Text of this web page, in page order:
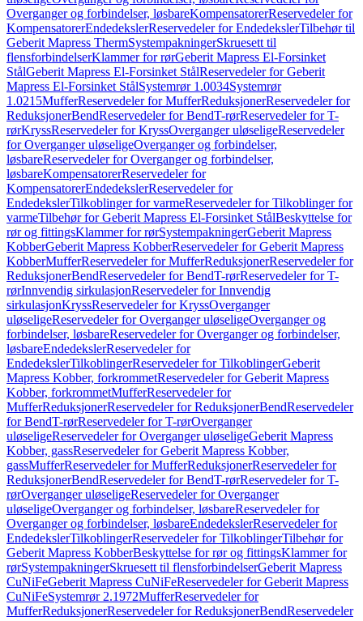
Overganger og forbindelser, løsbareKompensatorerReservedeler for
KompensatorerEndedekslerReservedeler for EndedekslerTilbehør til
Geberit Mapress ThermSystempakningerSkruesett til
flensforbindelserKlammer for rørGeberit Mapress El-Forsinket
StålGeberit Mapress El-Forsinket StålReservedeler for Geberit
Mapress El-Forsinket StålSystemrør 1.0034Systemrør
1.0215MufferReservedeler for MufferReduksjonerReservedeler for
ReduksjonerBendReservedeler for BendT-rørReservedeler for T-
rørKryssReservedeler for KryssOverganger uløseligeReservedeler
for Overganger uløseligeOverganger og forbindelser,
løsbareReservedeler for Overganger og forbindelser,
løsbareKompensatorerReservedeler for
KompensatorerEndedekslerReservedeler for
EndedekslerTilkoblinger for varmeReservedeler for Tilkoblinger for
varmeTilbehør for Geberit Mapress El-Forsinket StålBeskyttelse for
rør og fittingsKlammer for rørSystempakningerGeberit Mapress
KobberGeberit Mapress KobberReservedeler for Geberit Mapress
KobberMufferReservedeler for MufferReduksjonerReservedeler for
ReduksjonerBendReservedeler for BendT-rørReservedeler for T-
rørInnvendig sirkulasjonReservedeler for Innvendig
sirkulasjonKryssReservedeler for KryssOverganger
uløseligeReservedeler for Overganger uløseligeOverganger og
forbindelser, løsbareReservedeler for Overganger og forbindelser,
løsbareEndedekslerReservedeler for
EndedekslerTilkoblingerReservedeler for TilkoblingerGeberit
Mapress Kobber, forkrommetReservedeler for Geberit Mapress
Kobber, forkrommetMufferReservedeler for
MufferReduksjonerReservedeler for ReduksjonerBendReservedeler
for BendT-rørReservedeler for T-rørOverganger
uløseligeReservedeler for Overganger uløseligeGeberit Mapress
Kobber, gassReservedeler for Geberit Mapress Kobber,
gassMufferReservedeler for MufferReduksjonerReservedeler for
ReduksjonerBendReservedeler for BendT-rørReservedeler for T-
rørOverganger uløseligeReservedeler for Overganger
uløseligeOverganger og forbindelser, løsbareReservedeler for
Overganger og forbindelser, løsbareEndedekslerReservedeler for
EndedekslerTilkoblingerReservedeler for TilkoblingerTilbehør for
Geberit Mapress KobberBeskyttelse for rør og fittingsKlammer for
rørSystempakningerSkruesett til flensforbindelserGeberit Mapress
CuNiFeGeberit Mapress CuNiFeReservedeler for Geberit Mapress
CuNiFeSystemrør 2.1972MufferReservedeler for
MufferReduksjonerReservedeler for ReduksjonerBendReservedeler